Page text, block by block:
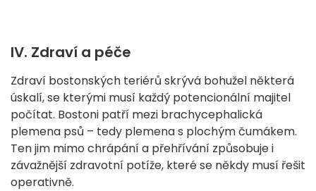
IV. Zdraví a péče
Zdraví bostonských teriérů skrývá bohužel některá
úskalí, se kterými musí každý potencionální majitel
počítat. Bostoni patří mezi brachycephalická
plemena psů – tedy plemena s plochým čumákem.
Ten jim mimo chrápání a přehřívání způsobuje i
závažnější zdravotní potíže, které se někdy musí řešit
operativně.